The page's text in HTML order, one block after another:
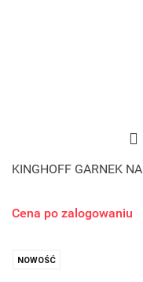
KINGHOFF GARNEK
Cena po zalogowaniu
NOWOŚĆ